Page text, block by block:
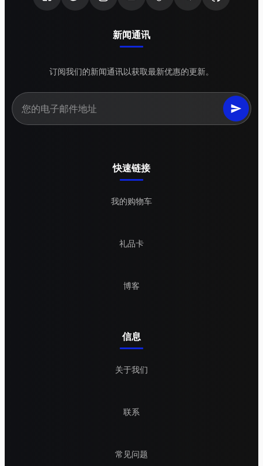
新闻通讯
订阅我们的新闻通讯以获取最新优惠的更新。
快速链接
我的购物车
礼品卡
博客
信息
关于我们
联系
常见问题